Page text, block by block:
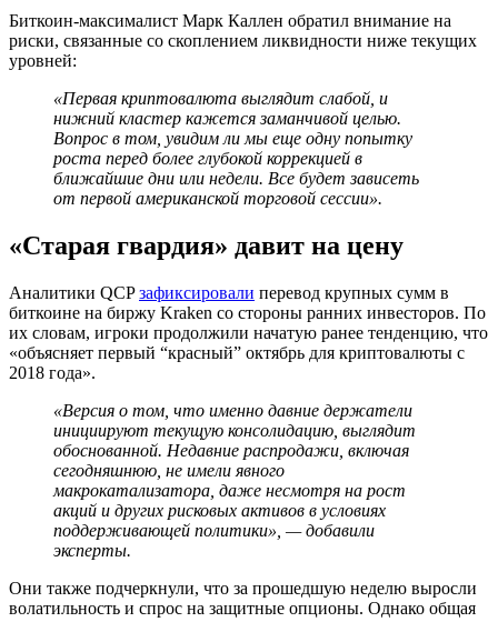
Биткоин-максималист Марк Каллен обратил внимание на
риски, связанные со скоплением ликвидности ниже текущих
уровней:
«Первая криптовалюта выглядит слабой, и
нижний кластер кажется заманчивой целью.
Вопрос в том, увидим ли мы еще одну попытку
роста перед более глубокой коррекцией в
ближайшие дни или недели. Все будет зависеть
от первой американской торговой сессии».
«Старая гвардия» давит на цену
Аналитики QCPзафиксировали перевод крупных сумм в
биткоине на биржу Kraken со стороны ранних инвесторов. По
их словам, игроки продолжили начатую ранее тенденцию, что
«объясняет первый “красный” октябрь для криптовалюты с
2018 года».
«Версия о том, что именно давние держатели
инициируют текущую консолидацию, выглядит
обоснованной. Недавние распродажи, включая
сегодняшнюю, не имели явного
макрокатализатора, даже несмотря на рост
акций и других рисковых активов в условиях
поддерживающей политики», — добавили
эксперты.
Они также подчеркнули, что за прошедшую неделю выросли
волатильность и спрос на защитные опционы. Однако общая